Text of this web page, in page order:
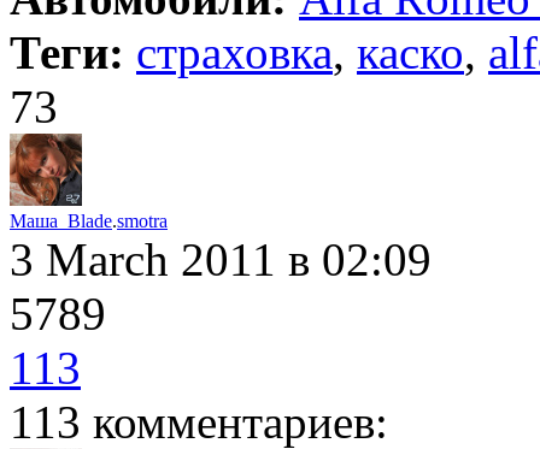
Теги: страховка, каско,
73
Маша_Blade.smotra
3 March 2011 в 02:09
5789
113
113 комментариев: